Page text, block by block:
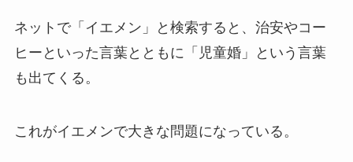
ネットで「イエメン」と検索すると、治安やコー
ヒーといった言葉とともに「児童婚」という言葉
も出てくる。
これがイエメンで大きな問題になっている。